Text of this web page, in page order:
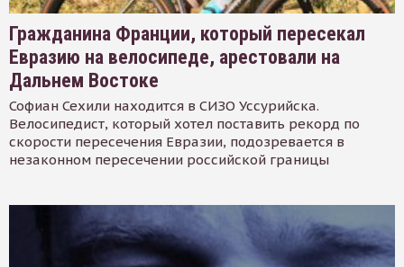
Гражданина Франции, который пересекал
Евразию на велосипеде, арестовали на
Дальнем Востоке
Софиан Сехили находится в СИЗО Уссурийска.
Велосипедист, который хотел поставить рекорд по
скорости пересечения Евразии, подозревается в
незаконном пересечении российской границы